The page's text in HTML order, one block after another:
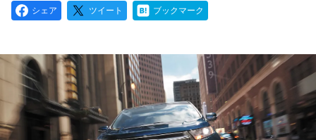
シェア ツイート ブックマーク